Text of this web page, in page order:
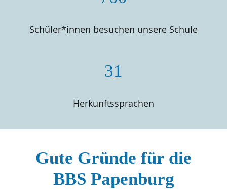
Schüler*innen besuchen unsere Schule
31
Herkunftssprachen
Gute Gründe für die
BBS Papenburg